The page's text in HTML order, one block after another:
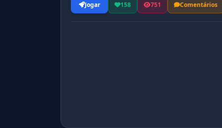
Jogar 158 751 Comentários